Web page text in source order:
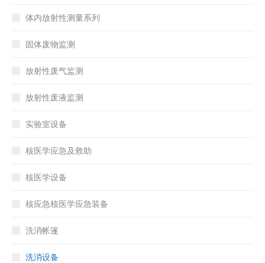
体内放射性测量系列
固体废物监测
放射性废气监测
放射性废液监测
实验室设备
核医学应急及救助
核医学设备
核应急核医学应急装备
洗消帐篷
洗消设备